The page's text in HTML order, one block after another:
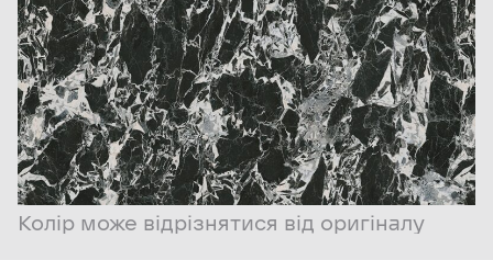
Колір може відрізнятися від оригіналу